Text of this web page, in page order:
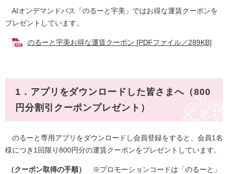
AIオンデマンドバス「のるーと宇美」ではお得な運賃クーポンを
プレゼントしています。
のるーと宇美お得な運賃クーポン [PDFファイル／289KB]
1．アプリをダウンロードした皆さまへ（800
円分割引クーポンプレゼント）
のるーと専用アプリをダウンロードし会員登録をすると、会員1名
様につき1回限り800円分の運賃クーポンをプレゼントしています。
（クーポン取得の手順）
※プロモーションコードは「のるーと」